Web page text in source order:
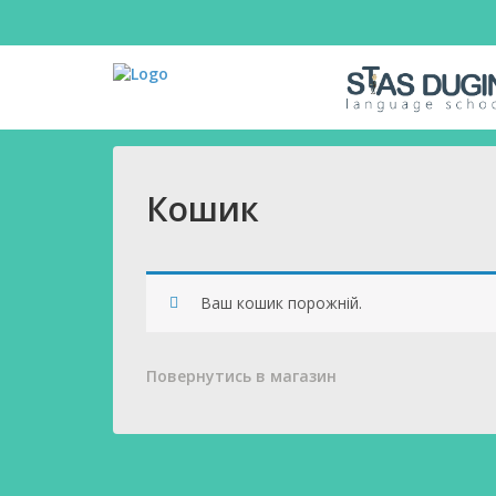
Кошик
Ваш кошик порожній.
Повернутись в магазин